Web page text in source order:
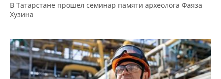
В Татарстане прошел семинар памяти археолога Фаяза
Хузина